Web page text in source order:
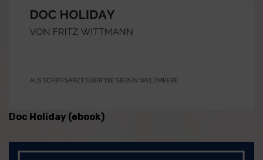
Doc Holiday (ebook)